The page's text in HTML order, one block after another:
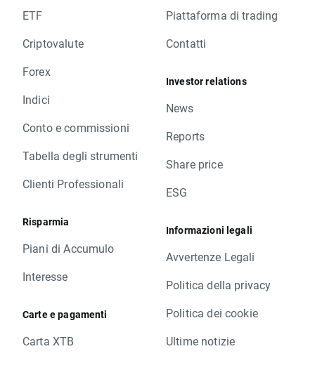
ETF
Criptovalute
Forex
Indici
Conto e commissioni
Tabella degli strumenti
Clienti Professionali
Risparmia
Piani di Accumulo
Interesse
Carte e pagamenti
Carta XTB
Piattaforma di trading
Contatti
Investor relations
News
Reports
Share price
ESG
Informazioni legali
Avvertenze Legali
Politica della privacy
Politica dei cookie
Ultime notizie